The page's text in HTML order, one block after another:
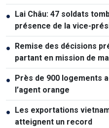
● Lai Châu: 47 soldats
présence de la vice-
nationale
● Remise des décisions
partant en mission de
● Près de 900 logements
l’agent orange
● Les exportations
atteignent un record